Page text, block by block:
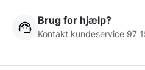
Brug for hjælp?
Kontakt kundeservice 97